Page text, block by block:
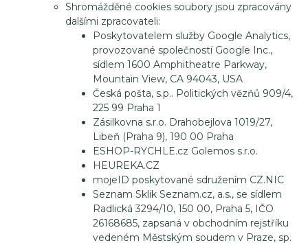
Shromážděné cookies soubory jsou zpracovány
dalšími zpracovateli:
Poskytovatelem služby Google Analytics,
provozované společností Google Inc.,
sídlem 1600 Amphitheatre Parkway,
Mountain View, CA 94043, USA
Česká pošta, s.p.. Politických vězňů 909/4,
225 99 Praha 1
Zásilkovna s.r.o. Drahobejlova 1019/27,
Libeň (Praha 9), 190 00 Praha
ESHOP-RYCHLE.cz Golemos s.r.o.
HEUREKA.CZ
mojeID poskytované sdružením CZ.NIC
Seznam Sklik Seznam.cz, a.s., se sídlem
Radlická 3294/10, 150 00, Praha 5, IČO
26168685, zapsaná v obchodním rejstříku
vedeném Městským soudem v Praze, sp.